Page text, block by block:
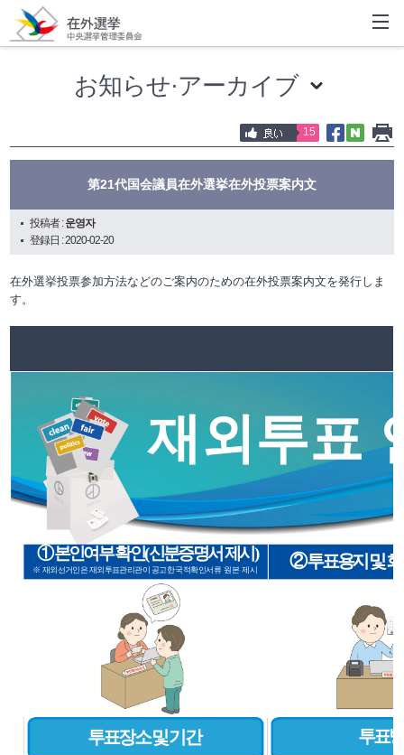
お知らせ·アーカイブ
15
第21代国会議員在外選挙在外投票案内文
投稿者 :운영자
登録日 : 2020-02-20
在外選挙投票参加方法などのご案内のための在外投票案内文を発行しま
す。